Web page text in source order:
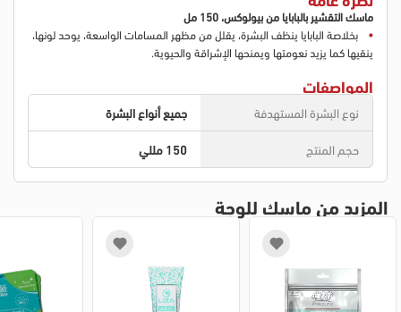
ماسك التقشير بالبابايا منبيولوكس، 150 مل
بخلاصة البابايا ينظف البشرة، يقلل من مظهر المسامات الواسعة، يوحد لونها،
ينقيها كما يزيد نعومتها ويمنحها الإشراقة والحيوية.
المواصفات
نوع البشرة المستهدفة
جميع أنواع البشرة
حجم المنتج
150 مللي
المزيد من ماسك للوجة